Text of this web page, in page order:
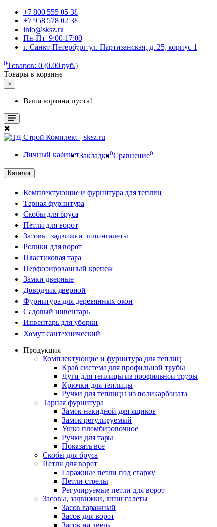
+7 800 555 05 38
+7 958 578 02 38
info@sksz.ru
Пн-Пт: 9:00-17:00
г. Санкт-Петербург ул. Партизанская, д. 25, корпус 1
0Товаров: 0 (0.00 руб.)
Товары в корзине
×
Ваша корзина пуста!
✖
Личный кабинетЗакладки0Сравнение0
Каталог
Комплектующие и фурнитура для теплиц
Тарная фурнитура
Скобы для бруса
Петли для ворот
Засовы, задвижки, шпингалеты
Ролики для ворот
Пластиковая тара
Перфорированный крепеж
Замки дверные
Доводчик дверной
Фурнитура для деревянных окон
Садовый инвентарь
Инвентарь для уборки
Хомут сантехнический
Продукция
Комплектующие и фурнитура для теплиц
Краб система для профильной трубы
Дуги для теплицы из профильной трубы
Крючки для теплицы
Ручки для теплицы из поликарбоната
Тарная фурнитура
Замок накидной для ящиков
Замок регулируемый
Ушко пломбировочное
Ручки для тары
Показать все
Скобы для бруса
Петли для ворот
Гаражные петли под сварку
Петли стрелы
Регулируемые петли для ворот
Засовы, задвижки, шпингалеты
Засов гаражный
Засов для ворот
Засов на дверь